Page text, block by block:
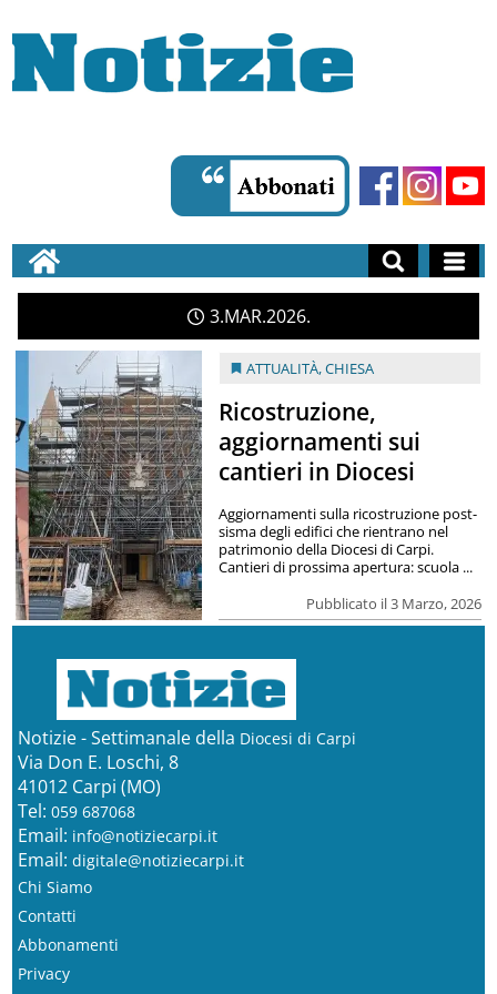
3 MAR 2026
ATTUALITÀ,CHIESA
Ricostruzione,
aggiornamenti sui
cantieri in Diocesi
Pubblicato il 3 Marzo, 2026
Aggiornamenti sulla ricostruzione post-
sisma degli edifici che rientrano nel
patrimonio della Diocesi di Carpi.
Cantieri di prossima apertura: scuola ...
Notizie - Settimanale della Diocesi di Carpi
Via Don E. Loschi, 8
41012 Carpi (MO)
Tel: 059 687068
Email: info@notiziecarpi.it
Email: digitale@notiziecarpi.it
Chi Siamo
Contatti
Abbonamenti
Privacy